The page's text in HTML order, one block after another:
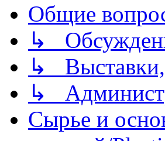
Общие
↳
↳ Выставки,
↳
Сырье и